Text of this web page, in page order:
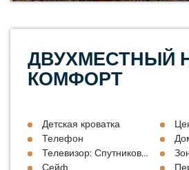
ДВУХМЕСТНЫЙ
КОМФОРТ
Детская кроватка
Телефон
Телевизор: Спутниковое
Сейф